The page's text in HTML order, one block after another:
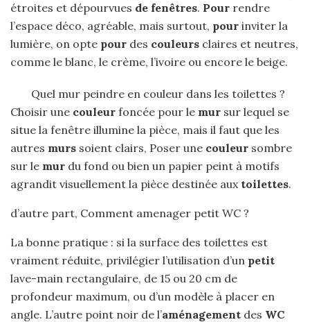
étroites et dépourvues de fenêtres. Pour rendre
l’espace déco, agréable, mais surtout, pour inviter la
lumière, on opte pour des couleurs claires et neutres,
comme le blanc, le crème, l’ivoire ou encore le beige.
Quel mur peindre en couleur dans les toilettes ?
Choisir une couleur foncée pour le mur sur lequel se
situe la fenêtre illumine la pièce, mais il faut que les
autres murs soient clairs, Poser une couleur sombre
sur le mur du fond ou bien un papier peint à motifs
agrandit visuellement la pièce destinée aux toilettes.
d’autre part, Comment amenager petit WC ?
La bonne pratique : si la surface des toilettes est
vraiment réduite, privilégier l’utilisation d’un petit
lave-main rectangulaire, de 15 ou 20 cm de
profondeur maximum, ou d’un modèle à placer en
angle. L’autre point noir de l’aménagement des WC